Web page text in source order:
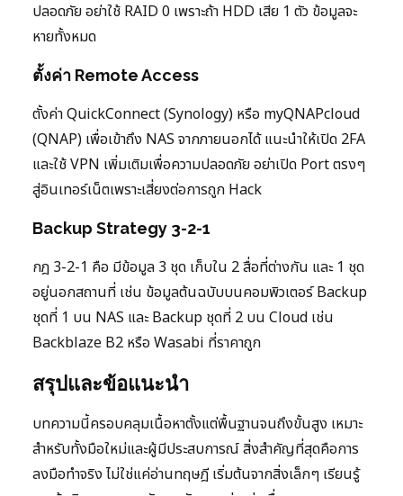
ปลอดภัย อย่าใช้ RAID 0 เพราะถ้า HDD เสีย 1 ตัว ข้อมูลจะ
หายทั้งหมด
ตั้งค่า Remote Access
ตั้งค่า QuickConnect (Synology) หรือ myQNAPcloud
(QNAP) เพื่อเข้าถึง NAS จากภายนอกได้ แนะนำให้เปิด 2FA
และใช้ VPN เพิ่มเติมเพื่อความปลอดภัย อย่าเปิด Port ตรงๆ
สู่อินเทอร์เน็ตเพราะเสี่ยงต่อการถูก Hack
Backup Strategy 3-2-1
กฎ 3-2-1 คือ มีข้อมูล 3 ชุด เก็บใน 2 สื่อที่ต่างกัน และ 1 ชุด
อยู่นอกสถานที่ เช่น ข้อมูลต้นฉบับบนคอมพิวเตอร์ Backup
ชุดที่ 1 บน NAS และ Backup ชุดที่ 2 บน Cloud เช่น
Backblaze B2 หรือ Wasabi ที่ราคาถูก
สรุปและข้อแนะนำ
บทความนี้ครอบคลุมเนื้อหาตั้งแต่พื้นฐานจนถึงขั้นสูง เหมาะ
สำหรับทั้งมือใหม่และผู้มีประสบการณ์ สิ่งสำคัญที่สุดคือการ
ลงมือทำจริง ไม่ใช่แค่อ่านทฤษฎี เริ่มต้นจากสิ่งเล็กๆ เรียนรู้